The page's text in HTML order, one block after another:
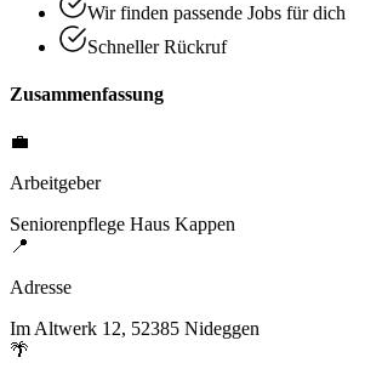
Wir finden passende Jobs für dich
Schneller Rückruf
Zusammenfassung
💼
Arbeitgeber
Seniorenpflege Haus Kappen
📍
Adresse
Im Altwerk 12, 52385 Nideggen
🌴